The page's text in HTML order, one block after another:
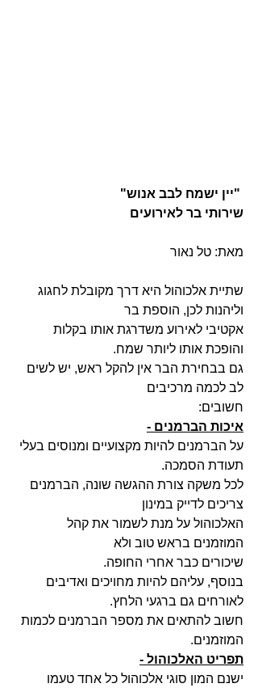
שירותי בר לאירועים
מאת: טל נאור
שתיית אלכוהול היא דרך מקובלת לחגוג
וליהנות לכן, הוספת בר
אקטיבי לאירוע משדרגת אותו בקלות
והופכת אותו ליותר שמח.
גם בבחירת הבר אין להקל ראש, יש לשים
לב לכמה מרכיבים
חשובים:
איכות הברמנים -
על הברמנים להיות מקצועיים ומנוסים בעלי
תעודת הסמכה.
לכל משקה צורת ההגשה שונה, הברמנים
צריכים לדייק במינון
האלכוהול על מנת לשמור את קהל
המוזמנים בראש טוב ולא
שיכורים כבר אחרי החופה.
בנוסף, עליהם להיות מחויכים ואדיבים
לאורחים גם ברגעי הלחץ.
חשוב להתאים את מספר הברמנים לכמות
המוזמנים.
תפריט האלכוהול -
ישנם המון סוגי אלכוהול כל אחד טעמו